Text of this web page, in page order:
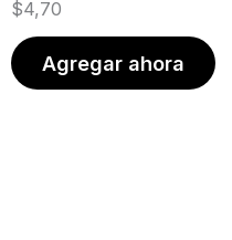
$4,70
Agregar ahora